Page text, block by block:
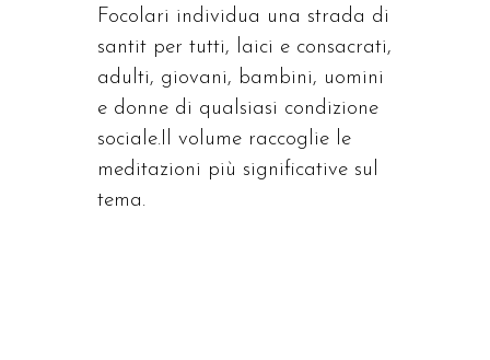
Focolari individua una strada di
santit per tutti, laici e consacrati,
adulti, giovani, bambini, uomini
e donne di qualsiasi condizione
sociale.Il volume raccoglie le
meditazioni più significative sul
tema.